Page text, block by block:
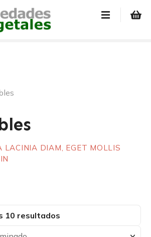
LACINIA DIAM, EGET MOLLIS
10 resultados